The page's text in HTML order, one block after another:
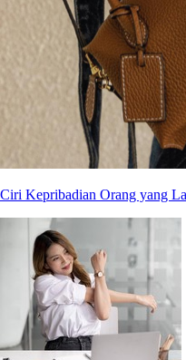
Ciri Kepribadian Orang yang